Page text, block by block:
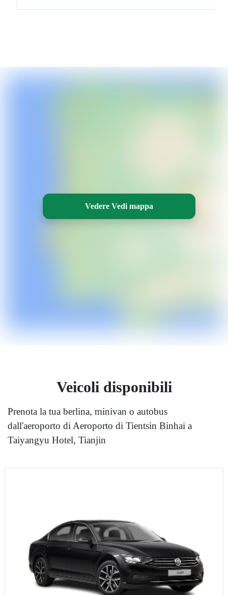
Vedere Vedi mappa
Veicoli disponibili
Prenota la tua berlina, minivan o autobus
dall'aeroporto di Aeroporto di Tientsin Binhai a
Taiyangyu Hotel, Tianjin